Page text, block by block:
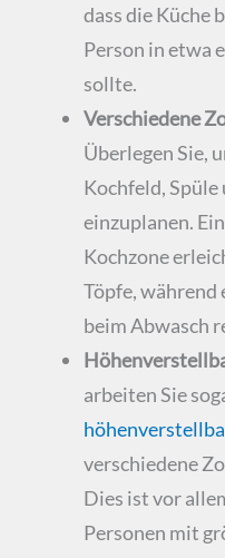
dass die Küche
Person in etwa
sollte.
Verschiedene
Überlegen Sie,
Kochfeld,
einzuplanen.
Kochzone
Töpfe, während
beim Abwasch
arbeiten Sie
verschiedene
Dies ist vor
Personen mit